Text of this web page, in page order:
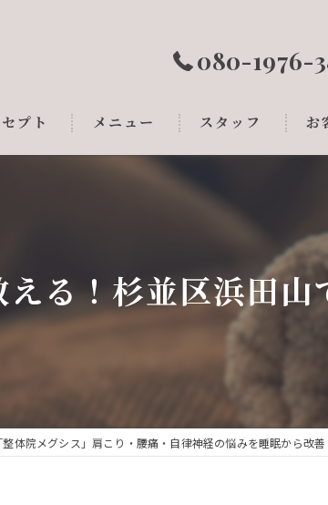
080-1976-
プト メニュー スタッフ お
る！杉並区浜田
体院メグシス」肩こり・腰痛・自律神経の悩みを睡眠から改善